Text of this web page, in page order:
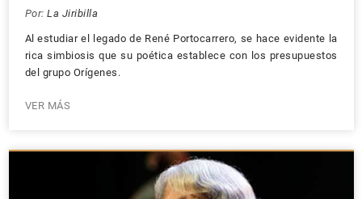
Por: La Jiribilla
Al estudiar el legado de René Portocarrero, se hace evidente la
rica simbiosis que su poética establece con los presupuestos
del grupo Orígenes.
VER MÁS